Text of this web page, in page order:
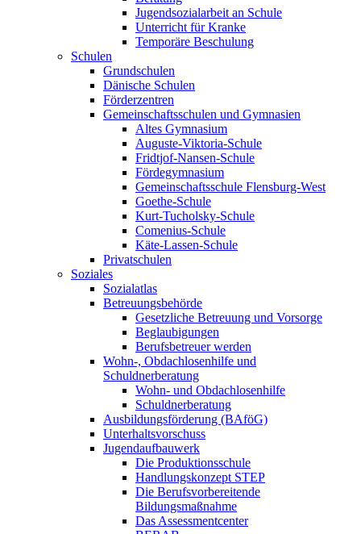
Jugendsozialarbeit an Schule
Unterricht für Kranke
Temporäre Beschulung
Schulen
Grundschulen
Dänische Schulen
Förderzentren
Gemeinschaftsschulen und Gymnasien
Altes Gymnasium
Auguste-Viktoria-Schule
Fridtjof-Nansen-Schule
Fördegymnasium
Gemeinschaftsschule Flensburg-West
Goethe-Schule
Kurt-Tucholsky-Schule
Comenius-Schule
Käte-Lassen-Schule
Privatschulen
Soziales
Sozialatlas
Betreuungsbehörde
Gesetzliche Betreuung und Vorsorge
Beglaubigungen
Berufsbetreuer werden
Wohn-, Obdachlosenhilfe und
Schuldnerberatung
Wohn- und Obdachlosenhilfe
Schuldnerberatung
Ausbildungsförderung (BAföG)
Unterhaltsvorschuss
Jugendaufbauwerk
Die Produktionsschule
Handlungskonzept STEP
Die Berufsvorbereitende
Bildungsmaßnahme
Das Assessmentcenter